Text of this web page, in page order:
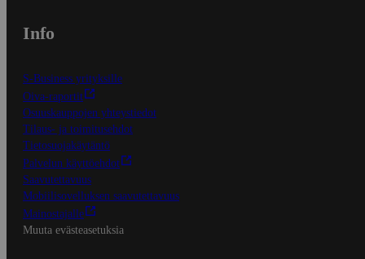
Info
S-Business yrityksille
Oiva-raportit
Osuuskauppojen yhteystiedot
Tilaus- ja toimitusehdot
Tietosuojakäytäntö
Palvelun käyttöehdot
Saavutettavuus
Mobiilisovelluksen saavutettavuus
Mainostajalle
Muuta evästeasetuksia